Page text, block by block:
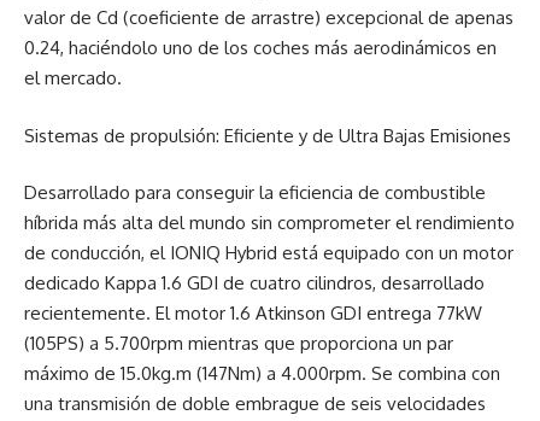
valor de Cd (coeficiente de arrastre) excepcional de apenas
0.24, haciéndolo uno de los coches más aerodinámicos en
el mercado.
Sistemas de propulsión: Eficiente y de Ultra Bajas Emisiones
Desarrollado para conseguir la eficiencia de combustible
híbrida más alta del mundo sin comprometer el rendimiento
de conducción, el IONIQ Hybrid está equipado con un motor
dedicado Kappa 1.6 GDI de cuatro cilindros, desarrollado
recientemente. El motor 1.6 Atkinson GDI entrega 77kW
(105PS) a 5.700rpm mientras que proporciona un par
máximo de 15.0kg.m (147Nm) a 4.000rpm. Se combina con
una transmisión de doble embrague de seis velocidades